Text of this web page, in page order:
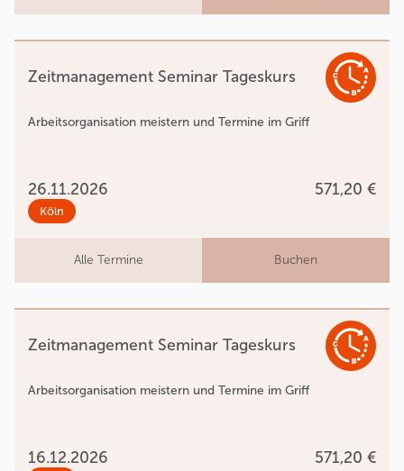
Zeitmanagement Seminar Tageskurs
Arbeitsorganisation meistern und Termine im Griff
26.11.2026 571,20 €
Köln
Alle Termine Buchen
Zeitmanagement Seminar Tageskurs
Arbeitsorganisation meistern und Termine im Griff
16.12.2026 571,20 €